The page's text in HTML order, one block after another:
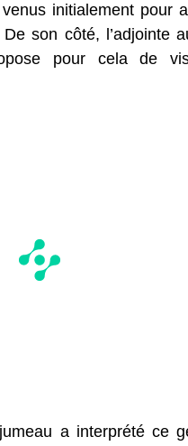
initialement pour
son côté, l’adjointe
pour cela de
a interprété ce